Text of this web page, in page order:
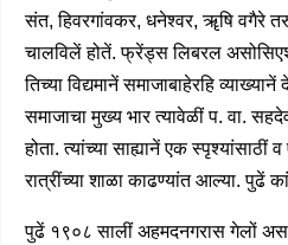
संत, हिवरगांवकर, धनेश्वर, ॠषि वगैरे
चालविलें होतें. फ्रेंड्स लिबरल
तिच्या विद्यमानें समाजाबाहेरहि
समाजाचा मुख्य भार त्यावेळीं प. वा.
होता. त्यांच्या साह्यानें एक
रात्रींच्या शाळा काढण्यांत आल्या. पुढें
पुढें १९०८ सालीं अहमदनगरास गेलों